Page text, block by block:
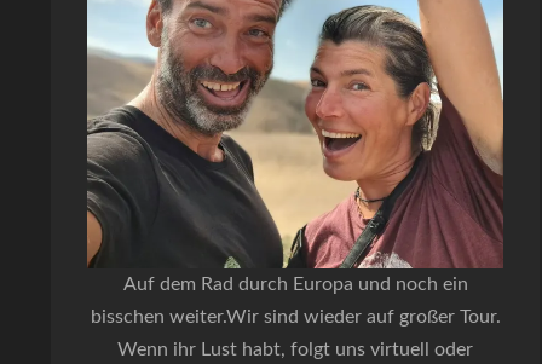
Auf dem Rad durch Europa und noch ein
bisschen weiter.Wir sind wieder auf großer Tour.
Wenn ihr Lust habt, folgt uns virtuell oder